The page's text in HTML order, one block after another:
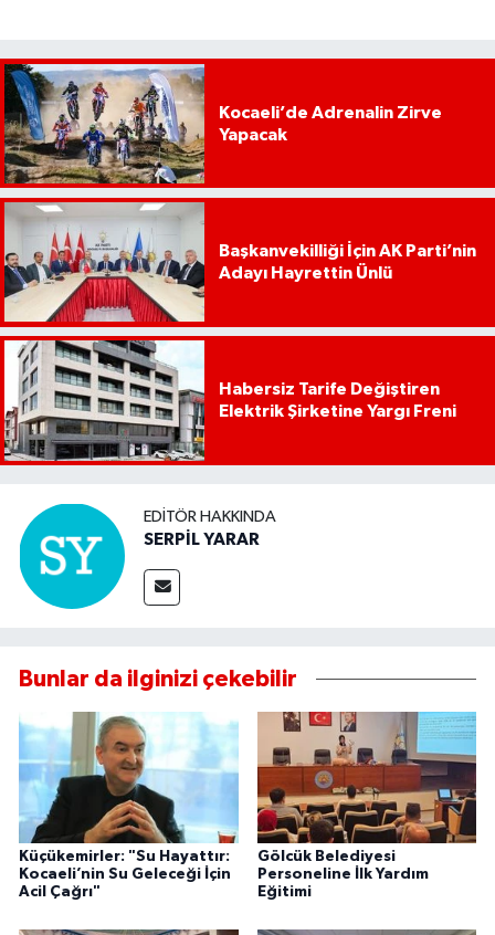
Kocaeli’de Adrenalin Zirve
Yapacak
Başkanvekilliği İçin AK Parti’nin
Adayı Hayrettin Ünlü
Habersiz Tarife Değiştiren
Elektrik Şirketine Yargı Freni
EDITÖR HAKKINDA
SERPİL YARAR
Bunlar da ilginizi çekebilir
Küçükemirler: "Su Hayattır:
Kocaeli’nin Su Geleceği İçin
Acil Çağrı"
Gölcük Belediyesi
Personeline İlk Yardım
Eğitimi